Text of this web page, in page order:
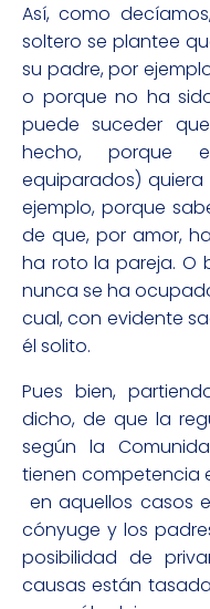
Así, como
soltero se plantee
su padre, por
o porque no ha
puede suceder
hecho, porque
equiparados)
ejemplo, porque
de que, por amor,
ha roto la pareja. O
nunca se ha
cual, con evidente
él solito.
Pues bien,
dicho, de que la
según la
tienen competencia
en aquellos casos
cónyuge y los
posibilidad de
causas están